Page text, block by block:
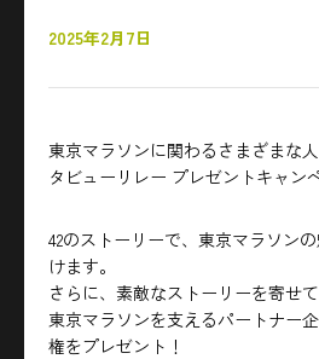
2025年2月7日
東京マラソンに関わるさまざまな
タビューリレー プレゼントキャン
42のストーリーで、東京マラソン
けます。
さらに、素敵なストーリーを寄せて
東京マラソンを支えるパートナー
権をプレゼント！